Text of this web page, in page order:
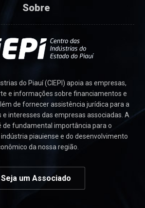
Sobre
do Piauí (CIEPI) apoia as empresas,
e informações sobre financiamentos e
de fornecer assistência jurídica para a
interesses das empresas associadas. A
de fundamental importância para o
piauiense e do desenvolvimento
da nossa região.
Seja um Associado